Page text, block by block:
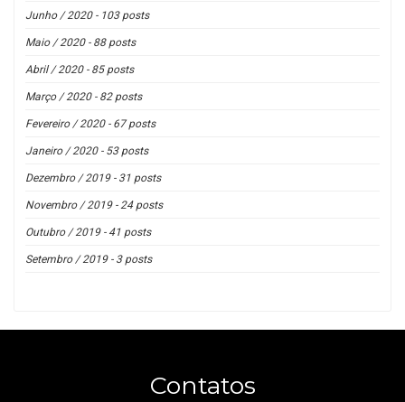
Junho / 2020 - 103 posts
Maio / 2020 - 88 posts
Abril / 2020 - 85 posts
Março / 2020 - 82 posts
Fevereiro / 2020 - 67 posts
Janeiro / 2020 - 53 posts
Dezembro / 2019 - 31 posts
Novembro / 2019 - 24 posts
Outubro / 2019 - 41 posts
Setembro / 2019 - 3 posts
Contatos